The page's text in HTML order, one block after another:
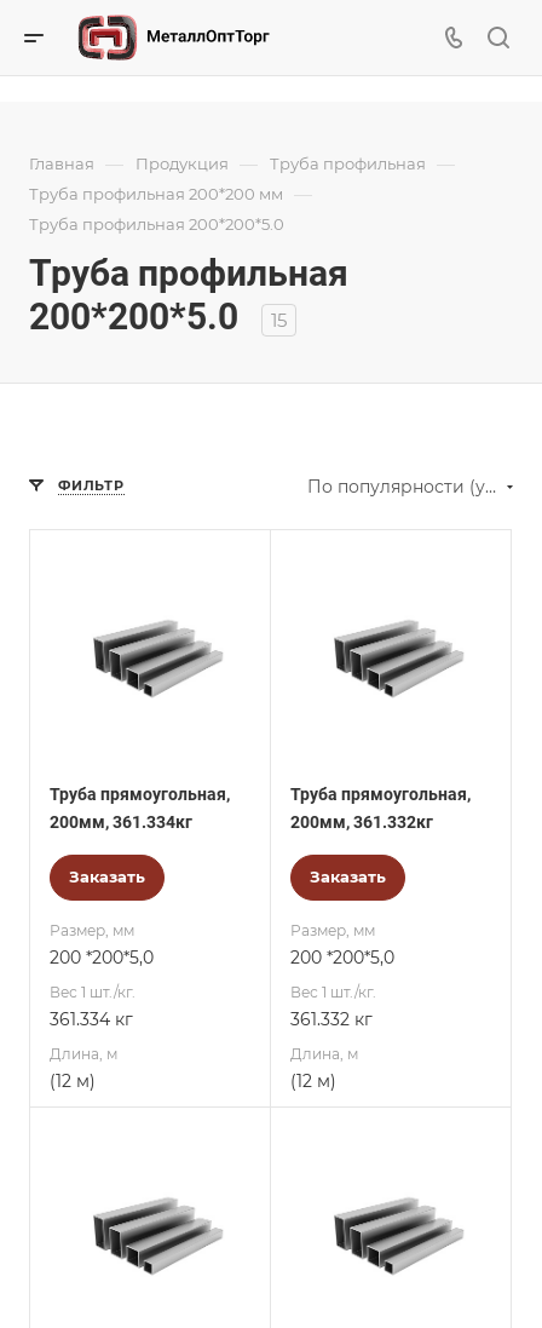
Главная — Продукция — Труба профильная —
Труба профильная 200*200 мм —
Труба профильная 200*200*5.0
Труба профильная
200*200*5.0
15
ФИЛЬТР По популярности (убывание)
Труба прямоугольная,
200мм, 361.334кг
Заказать
Размер, мм
200 *200*5,0
Вес 1 шт./кг.
361.334 кг
Длина, м
(12 м)
Труба прямоугольная,
200мм, 361.332кг
Заказать
Размер, мм
200 *200*5,0
Вес 1 шт./кг.
361.332 кг
Длина, м
(12 м)